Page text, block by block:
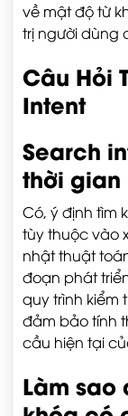
về mật độ từ
trị người dùng
Câu Hỏi
Intent
Search
thời gian
Có, ý định tìm
tùy thuộc vào
nhật thuật
đoạn phát
quy trình kiểm
đảm bảo tính
cầu hiện tại
Làm sao